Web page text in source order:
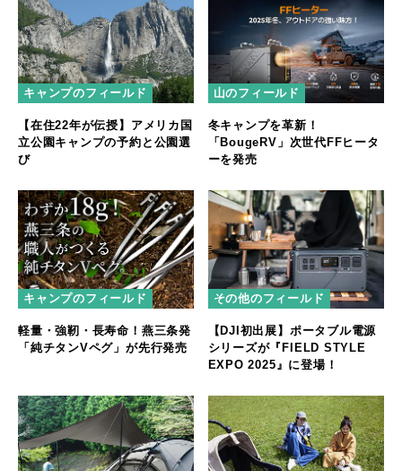
キャンプのフィールド
【在住22年が伝授】アメリカ国
立公園キャンプの予約と公園選
び
山のフィールド
冬キャンプを革新！
「BougeRV」次世代FFヒータ
ーを発売
キャンプのフィールド
軽量・強靭・長寿命！燕三条発
「純チタンVペグ」が先行発売
その他のフィールド
【DJI初出展】ポータブル電源
シリーズが『FIELD STYLE
EXPO 2025』に登場！